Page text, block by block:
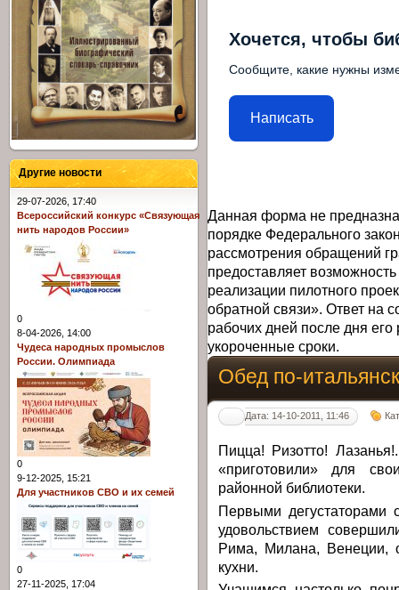
Хочется, чтобы
Сообщите, какие нужны
Написать
Данная форма не
порядке Федерального
рассмотрения обращений
предоставляет
реализации пилотного
обратной связи». Ответ на
рабочих дней после дня
укороченные сроки.
Обед по-
Дата: 14-10-2011, 11:46
Пицца! Ризотто!
«приготовили» для
районной библиотеки.
Первыми
удовольствием
Рима, Милана, Венеции,
кухни.
Другие новости
29-07-2026, 17:40
Всероссийский конкурс «Связующая
нить народов России»
0
8-04-2026, 14:00
Чудеса народных промыслов
России. Олимпиада
0
9-12-2025, 15:21
Для участников СВО и их семей
0
27-11-2025, 17:04